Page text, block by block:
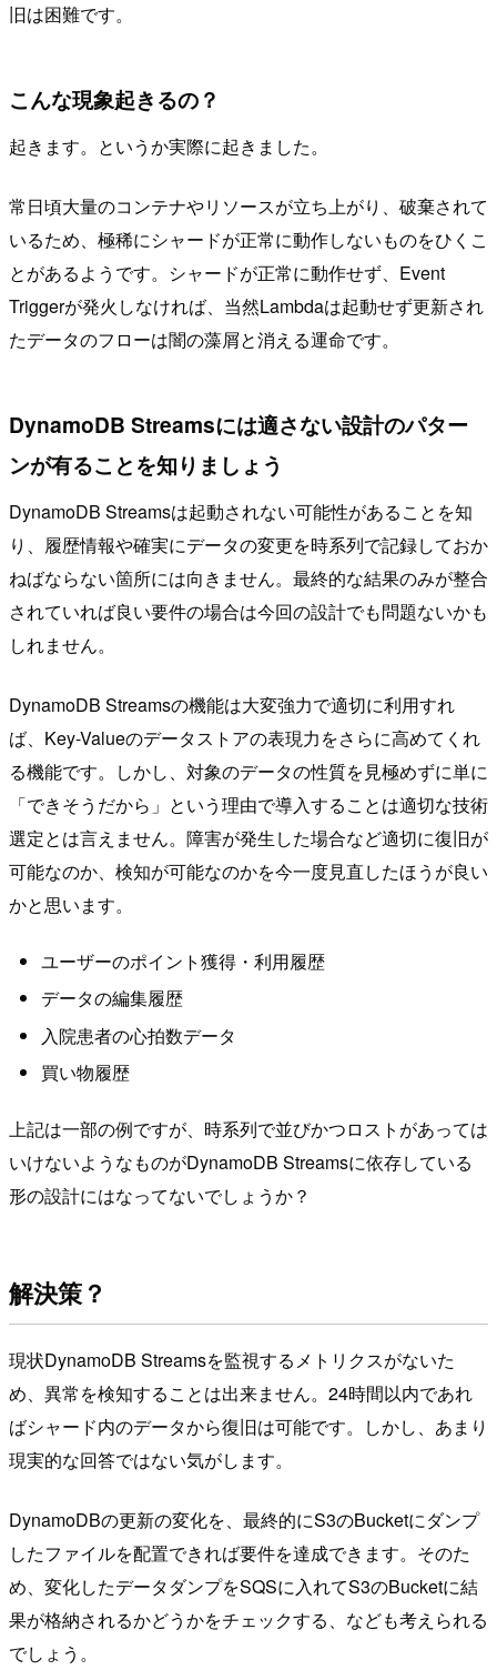
旧は困難です。
こんな現象起きるの？
起きます。というか実際に起きました。
常日頃大量のコンテナやリソースが立ち上がり、破棄されて
いるため、極稀にシャードが正常に動作しないものをひくこ
とがあるようです。シャードが正常に動作せず、Event
Triggerが発火しなければ、当然Lambdaは起動せず更新され
たデータのフローは闇の藻屑と消える運命です。
DynamoDB Streamsには適さない設計のパター
ンが有ることを知りましょう
DynamoDB Streamsは起動されない可能性があることを知
り、履歴情報や確実にデータの変更を時系列で記録しておか
ねばならない箇所には向きません。最終的な結果のみが整合
されていれば良い要件の場合は今回の設計でも問題ないかも
しれません。
DynamoDB Streamsの機能は大変強力で適切に利用すれ
ば、Key-Valueのデータストアの表現力をさらに高めてくれ
る機能です。しかし、対象のデータの性質を見極めずに単に
「できそうだから」という理由で導入することは適切な技術
選定とは言えません。障害が発生した場合など適切に復旧が
可能なのか、検知が可能なのかを今一度見直したほうが良い
かと思います。
ユーザーのポイント獲得・利用履歴
データの編集履歴
入院患者の心拍数データ
買い物履歴
上記は一部の例ですが、時系列で並びかつロストがあっては
いけないようなものがDynamoDB Streamsに依存している
形の設計にはなってないでしょうか？
解決策？
現状DynamoDB Streamsを監視するメトリクスがないた
め、異常を検知することは出来ません。24時間以内であれ
ばシャード内のデータから復旧は可能です。しかし、あまり
現実的な回答ではない気がします。
DynamoDBの更新の変化を、最終的にS3のBucketにダンプ
したファイルを配置できれば要件を達成できます。そのた
め、変化したデータダンプをSQSに入れてS3のBucketに結
果が格納されるかどうかをチェックする、なども考えられる
でしょう。